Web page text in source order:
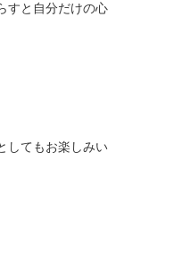
すと自分だけの心
してもお楽しみい